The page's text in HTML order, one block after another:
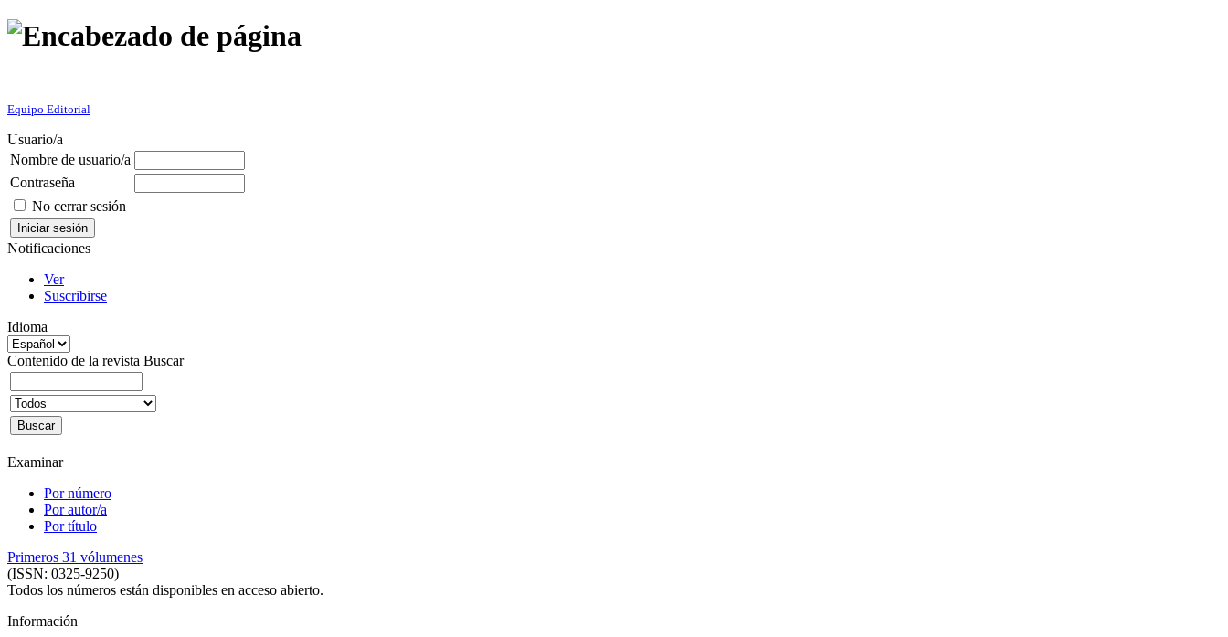
Equipo Editorial
Usuario/a
Nombre de usuario/a
Contraseña
No cerrar sesión
Notificaciones
Ver
Suscribirse
Idioma
Contenido de la revista Buscar
Examinar
Por número
Por autor/a
Por título
Primeros 31 vólumenes
(ISSN: 0325-9250)
Todos los números están disponibles en acceso abierto.
Información